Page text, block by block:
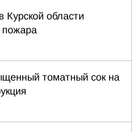
Курской области
пожара
томатный сок на